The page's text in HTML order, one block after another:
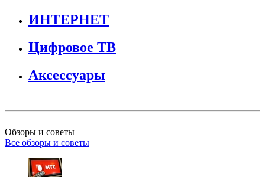
ИНТЕРНЕТ
Цифровое ТВ
Аксессуары
Обзоры и советы
Все обзоры и советы